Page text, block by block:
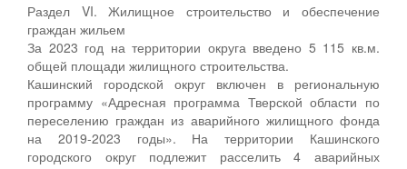
Раздел VI. Жилищное строительство и обеспечение
граждан жильем
За 2023 год на территории округа введено 5 115 кв.м.
общей площади жилищного строительства.
Кашинский городской округ включен в региональную
программу «Адресная программа Тверской области по
переселению граждан из аварийного жилищного фонда
на 2019-2023 годы». На территории Кашинского
городского округ подлежит расселить 4 аварийных